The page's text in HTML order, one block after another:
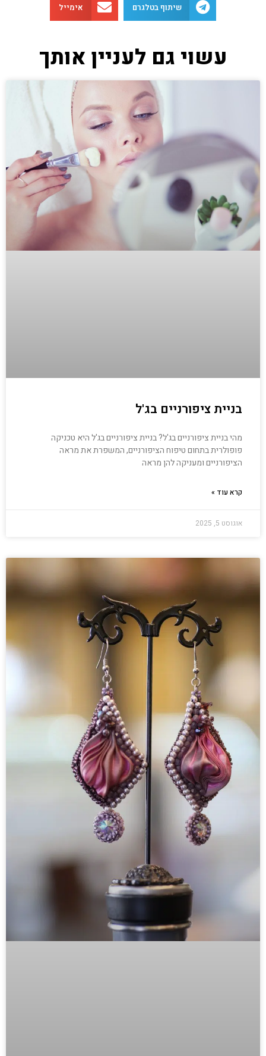
שיתוף בטלגרם אימייל
עשוי גם לעניין אותך
בניית ציפורניים בג'ל
מהי בניית ציפורניים בג'ל? בניית ציפורניים בג'ל היא טכניקה
פופולרית בתחום טיפוח הציפורניים, המשפרת את מראה
הציפורניים ומעניקה להן מראה
קרא עוד »
אוגוסט 5, 2025